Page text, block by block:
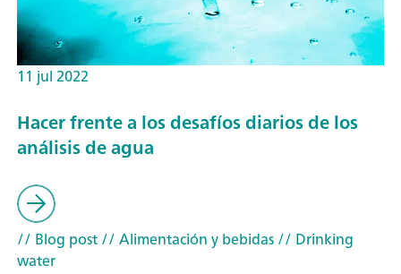
11 jul 2022
Hacer frente a los desafíos diarios de los
análisis de agua
// Blog post// Alimentación y bebidas// Drinking
water